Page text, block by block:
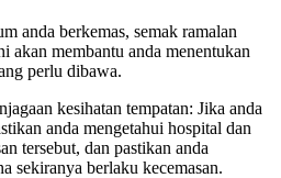
anda berkemas, semak ramalan
akan membantu anda menentukan
perlu dibawa.
kesihatan tempatan: Jika anda
anda mengetahui hospital dan
tersebut, dan pastikan anda
sekiranya berlaku kecemasan.